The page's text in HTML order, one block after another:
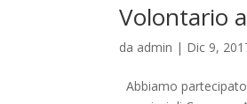
Volontario
da admin | Dic 9,
Abbiamo